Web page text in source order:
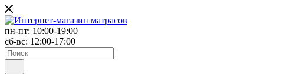
пн-пт: 10:00-19:00
сб-вс: 12:00-17:00